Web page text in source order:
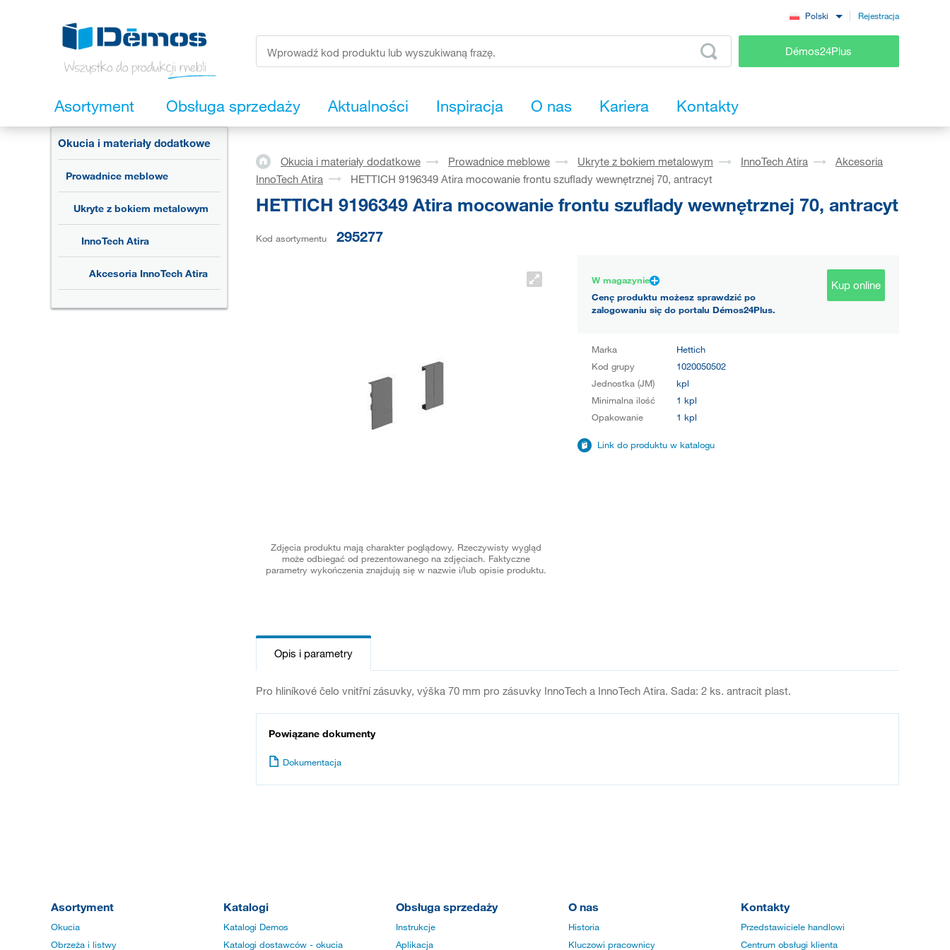
Polski Rejestracja
Démos24Plus
Asortyment Obsługa sprzedaży Aktualności Inspiracja O nas Kariera Kontakty
Okucia i materiały dodatkowe
Prowadnice meblowe
Ukryte z bokiem metalowym
InnoTech Atira
Akcesoria InnoTech Atira
Okucia i materiały dodatkowe Prowadnice meblowe Ukryte z bokiem metalowym InnoTech Atira
Akcesoria
InnoTech Atira
HETTICH 9196349 Atira mocowanie frontu szuflady wewnętrznej 70, antracyt
HETTICH 9196349 Atira mocowanie frontu szuflady wewnętrznej 70, antracyt
Kod asortymentu 295277
Zdjęcia produktu mają charakter poglądowy. Rzeczywisty wygląd
może odbiegać od prezentowanego na zdjęciach. Faktyczne
parametry wykończenia znajdują się w nazwie i/lub opisie produktu.
W magazynie
Cenę produktu możesz sprawdzić po
zalogowaniu się do portalu Démos24Plus.
Kup online
Marka
Hettich
Kod grupy
1020050502
Jednostka (JM)
kpl
Minimalna ilość
1 kpl
Opakowanie
1 kpl
Link do produktu w katalogu
Opis i parametry
Pro hliníkové čelo vnitřní zásuvky, výška 70 mm pro zásuvky InnoTech a InnoTech Atira. Sada: 2 ks. antracit plast.
Powiązane dokumenty
Dokumentacja
Asortyment
Okucia
Obrzeża i listwy
Katalogi
Katalogi Demos
Katalogi dostawców - okucia
Obsługa sprzedaży
Instrukcje
Aplikacja
O nas
Historia
Kluczowi pracownicy
Kontakty
Przedstawiciele handlowi
Centrum obsługi klienta